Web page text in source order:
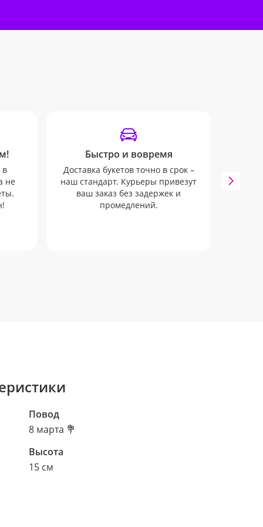
в
не
Быстро и вовремя
Доставка букетов точно в срок –
наш стандарт. Курьеры привезут
ваш заказ без задержек и
промедлений.
Повод
8 марта 💐
Высота
15 см